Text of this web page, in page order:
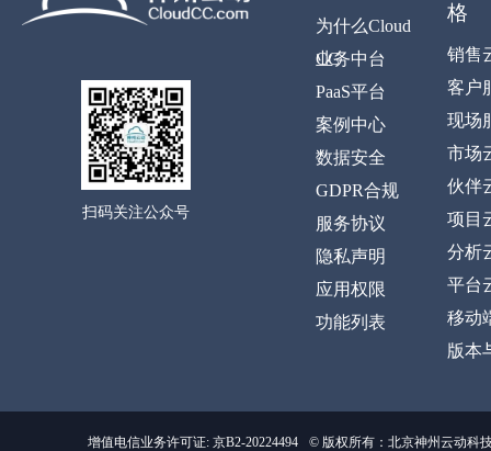
扫码关注公众号
为什么Cloud
CC
业务中台
PaaS平台
案例中心
数据安全
GDPR合规
服务协议
隐私声明
应用权限
功能列表
格
销售
客户
现场
市场
伙伴
项目
分析
平台
移动
版本
增值电信业务许可证: 京B2-20224494 © 版权所有：北京神州云动科